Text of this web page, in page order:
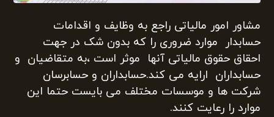
مشاور امور مالیاتی راجع به وظایف و اقدامات
حسابدار موارد ضروری را که بدون شک در جهت
احقاق حقوق مالیاتی آنها موثر است ،به متقاضیان و
حسابداران ارایه می کند.حسابداران و حسابرسان
شرکت ها و موسسات مختلف می بایست حتما این
موارد را رعایت کنند.